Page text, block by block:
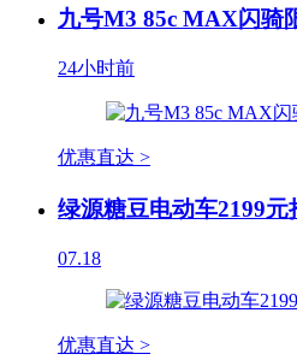
九号M3 85c MAX闪骑
24小时前
优惠直达 >
绿源糖豆电动车2199元
07.18
优惠直达 >